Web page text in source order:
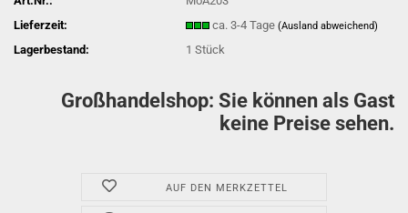
Lieferzeit:
ca. 3-4 Tage(Ausland abweichend)
Lagerbestand: 1Stück
Großhandelshop: Sie können als Gast
keine Preise sehen.
AUF DEN MERKZETTEL